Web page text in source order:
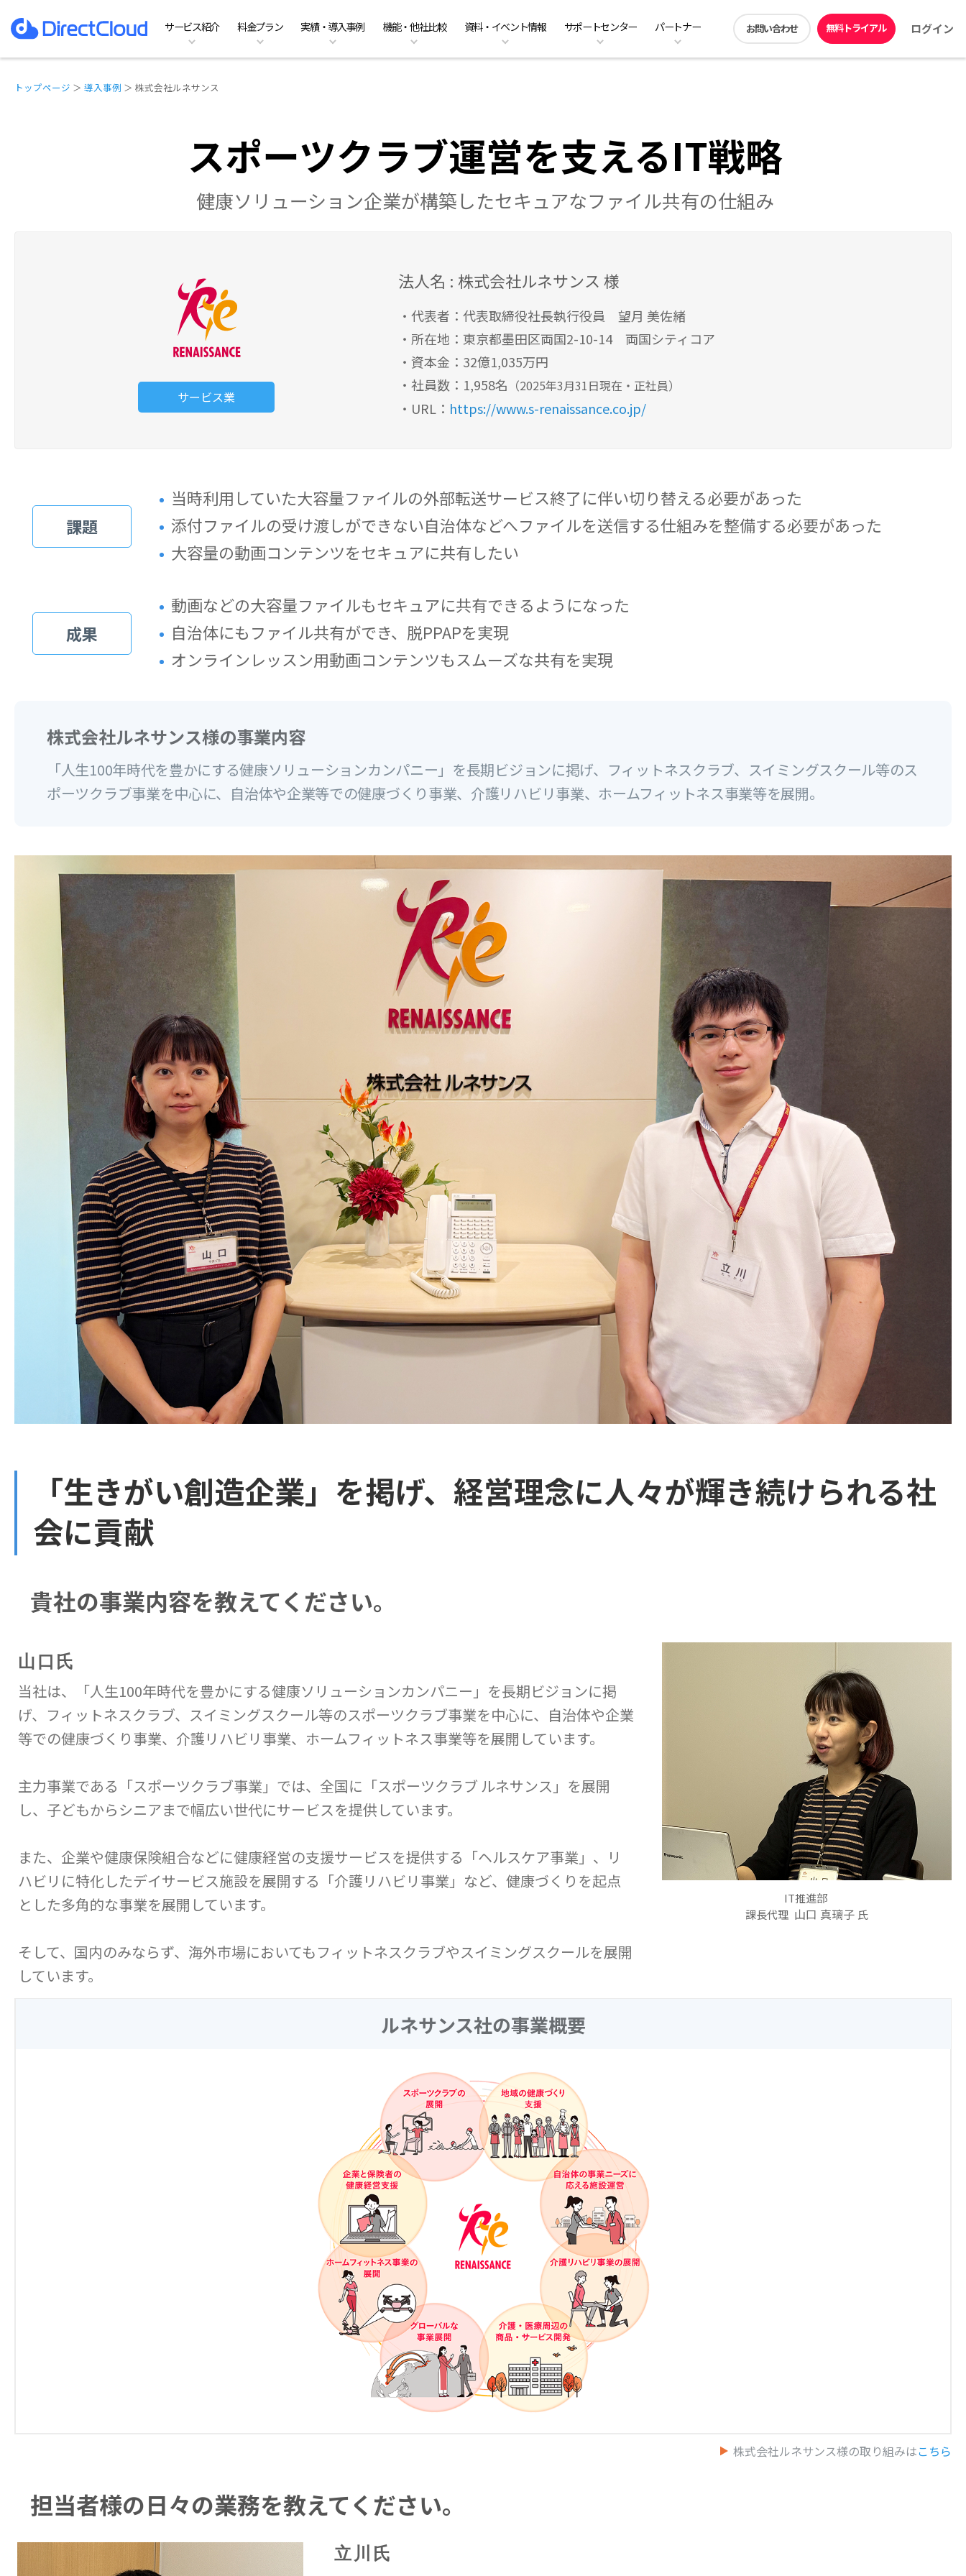
サービス紹介 料金プラン 実績・導入事例 機能・他社比較 資料・イベント情報 サポートセンター パートナー お問い合わせ 無料トライアル ログイン
ファイルサーバーのDX ファイルサーバーのクラウド移行 ファイル共有・コラボレーション DirectCloud ドライブ
料金プラン Team Business 料金プラン DirectCloud AIの料金プラン ストレージ階層化の料金プラン
実績 導入事例 利用シーン
特徴 管理者機能 ユーザー機能
お役立ち資料一覧 イベント情報 キャンペーン案内 動画コンテンツ
ホーム よくあるご質問 PDFマニュアル アプリダウンロード
販売パートナーのご紹介 販売パートナー募集
トップページ ＞ 導入事例 ＞ 株式会社ルネサンス
スポーツクラブ運営を支えるIT戦略
健康ソリューション企業が構築したセキュアなファイル共有の仕組み
サービス業
法人名 : 株式会社ルネサンス 様
・代表者：代表取締役社長執行役員 望月 美佐緒
・所在地：東京都墨田区両国2-10-14 両国シティコア
・資本金：32億1,035万円
・社員数：1,958名 （2025年3月31日現在・正社員）
・URL： https://www.s-renaissance.co.jp/
課題
当時利用していた大容量ファイルの外部転送サービス終了に伴い切り替える必要があった
添付ファイルの受け渡しができない自治体などへファイルを送信する仕組みを整備する必要があった
大容量の動画コンテンツをセキュアに共有したい
成果
動画などの大容量ファイルもセキュアに共有できるようになった
自治体にもファイル共有ができ、脱PPAPを実現
オンラインレッスン用動画コンテンツもスムーズな共有を実現
株式会社ルネサンス様の事業内容
「人生100年時代を豊かにする健康ソリューションカンパニー」を長期ビジョンに掲げ、フィットネスクラブ、スイミングスクール等のス
ポーツクラブ事業を中心に、自治体や企業等での健康づくり事業、介護リハビリ事業、ホームフィットネス事業等を展開。
「生きがい創造企業」を掲げ、経営理念に人々が輝き続けられる社
会に貢献
貴社の事業内容を教えてください。
山口氏
当社は、「人生100年時代を豊かにする健康ソリューションカンパニー」を長期ビジョンに掲
げ、フィットネスクラブ、スイミングスクール等のスポーツクラブ事業を中心に、自治体や企業
等での健康づくり事業、介護リハビリ事業、ホームフィットネス事業等を展開しています。
主力事業である「スポーツクラブ事業」では、全国に「スポーツクラブ ルネサンス」を展開
し、子どもからシニアまで幅広い世代にサービスを提供しています。
また、企業や健康保険組合などに健康経営の支援サービスを提供する「ヘルスケア事業」、リ
ハビリに特化したデイサービス施設を展開する「介護リハビリ事業」など、健康づくりを起点
とした多角的な事業を展開しています。
そして、国内のみならず、海外市場においてもフィットネスクラブやスイミングスクールを展開
しています。
IT推進部
課長代理山口 真璃子 氏
ルネサンス社の事業概要
株式会社ルネサンス様の取り組みはこちら
担当者様の日々の業務を教えてください。
立川氏